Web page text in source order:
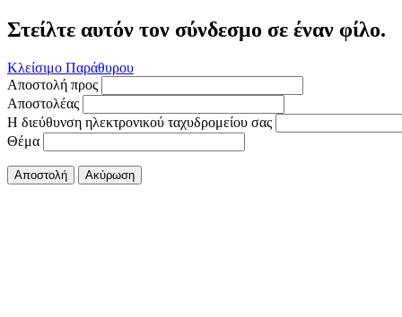
Στείλτε αυτόν τον σύνδεσμο σε έναν φίλο.
Κλείσιμο Παράθυρου
Αποστολή προς
Αποστολέας
Η διεύθυνση ηλεκτρονικού ταχυδρομείου σας
Θέμα
Αποστολή Ακύρωση